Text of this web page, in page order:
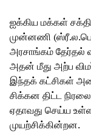
ஐக்கிய மக்கள்
முன்னணி
அரசாங்கம் தேர்தல்
அதன் மீது அற்ப
இந்தக் கட்சிகள்
சிக்கன திட்ட
ஏதாவது செய்ய
முயற்சிக்கின்றன.